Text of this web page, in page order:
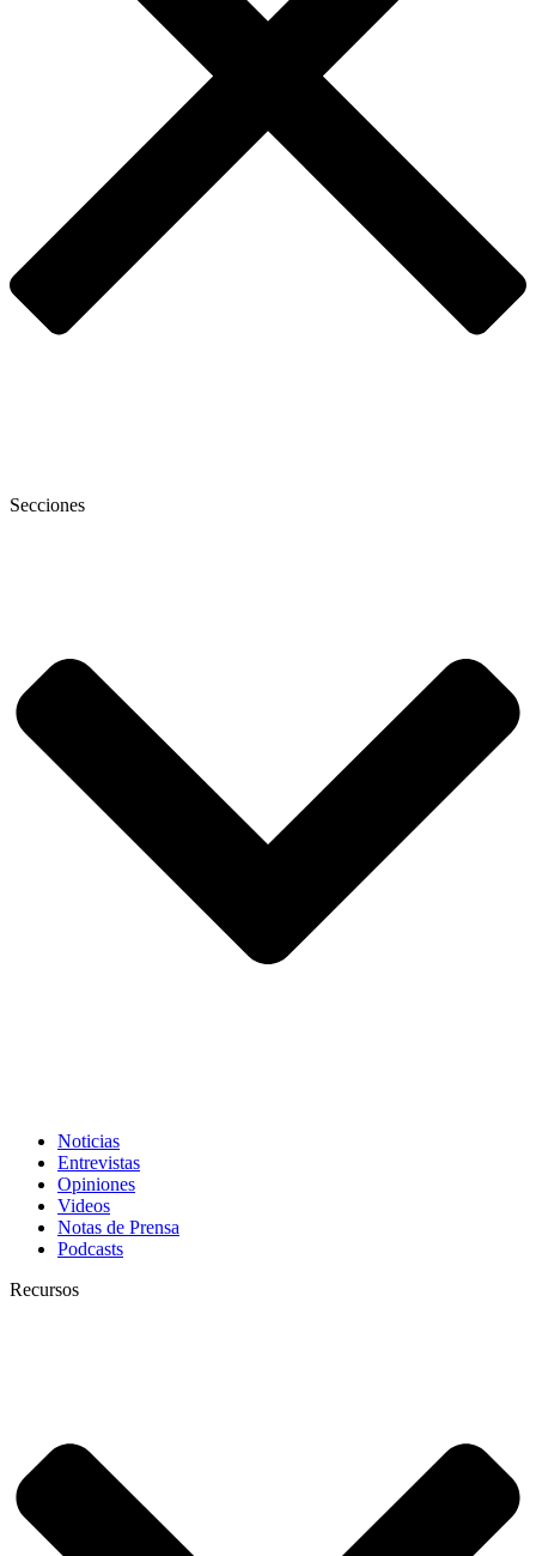
Secciones
Noticias
Entrevistas
Opiniones
Videos
Notas de Prensa
Podcasts
Recursos